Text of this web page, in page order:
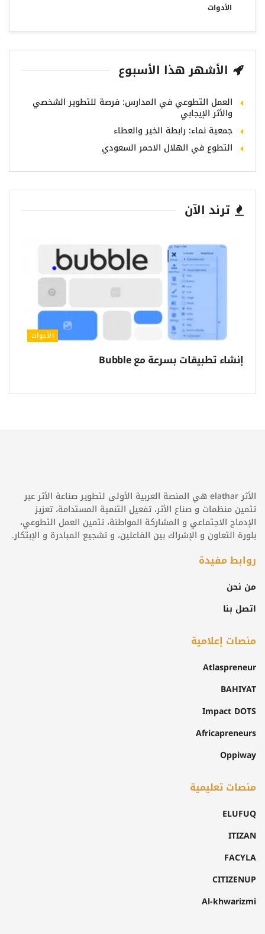
الأدوات
الأشهر هذا الأسبوع
العمل التطوعي في المدارس: فرصة للتطوير الشخصي
والأثر الإيجابي
جمعية نماء: رابطة الخير والعطاء
التطوع في الهلال الاحمر السعودي
ترند الآن
الأدوات
إنشاء تطبيقات بسرعة مع Bubble
الأثر elathar هي المنصة العربية الأولى لتطوير صناعة الأثر عبر
تثمين منظمات و صناع الأثر، تفعيل التنمية المستدامة، تعزيز
الإدماج الاجتماعي و المشاركة المواطنة، تثمين العمل التطوعي،
بلورة التعاون و الإشراك بين الفاعلين، و تشجيع المبادرة و الإبتكار.
روابط مفيدة
من نحن
اتصل بنا
منصات إعلامية
Atlaspreneur
BAHIYAT
Impact DOTS
Africapreneurs
Oppiway
منصات تعليمية
ELUFUQ
ITIZAN
FACYLA
CITIZENUP
Al-khwarizmi